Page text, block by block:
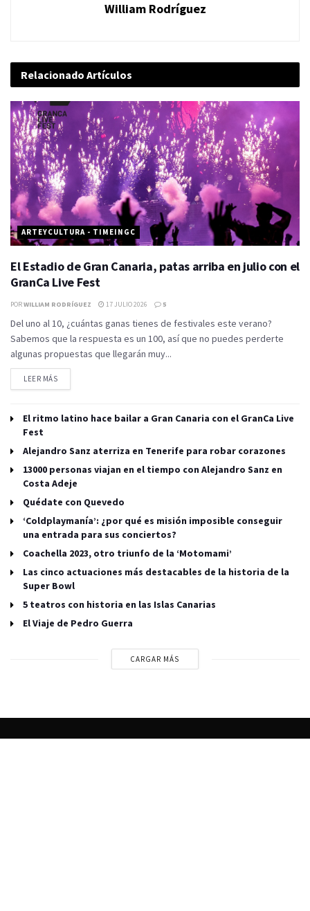
William Rodríguez
Relacionado Artículos
ARTEYCULTURA - TIMEINGC
El Estadio de Gran Canaria, patas arriba en julio con el
GranCa Live Fest
PORWILLIAM RODRÍGUEZ 17 JULIO 2026 5
Del uno al 10, ¿cuántas ganas tienes de festivales este verano?
Sabemos que la respuesta es un 100, así que no puedes perderte
algunas propuestas que llegarán muy...
LEER MÁS
El ritmo latino hace bailar a Gran Canaria con el GranCa Live
Fest
Alejandro Sanz aterriza en Tenerife para robar corazones
13000 personas viajan en el tiempo con Alejandro Sanz en
Costa Adeje
Quédate con Quevedo
‘Coldplaymanía’: ¿por qué es misión imposible conseguir
una entrada para sus conciertos?
Coachella 2023, otro triunfo de la ‘Motomami’
Las cinco actuaciones más destacables de la historia de la
Super Bowl
5 teatros con historia en las Islas Canarias
El Viaje de Pedro Guerra
CARGAR MÁS